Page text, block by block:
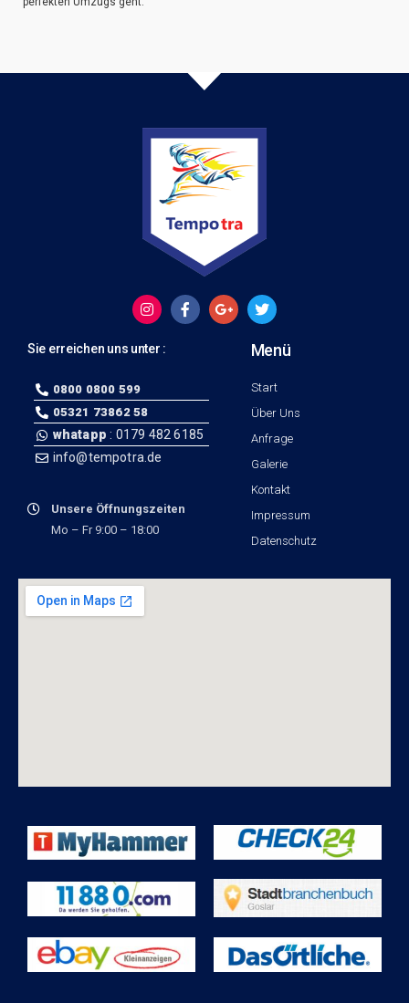
Sie erreichen uns unter :
0800 0800 599
05321 73862 58
whatapp: 0179 482 6185
info@tempotra.de
Unsere Öffnungszeiten
Mo – Fr 9:00 – 18:00
Menü
Start
Über Uns
Anfrage
Galerie
Kontakt
Impressum
Datenschutz